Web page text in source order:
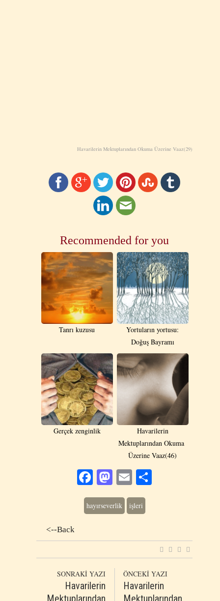
Havarilerin Mektuplarından Okuma Üzerine Vaaz(29)
Recommended for you
Tanrı kuzusu
Yortuların yortusu:
Doğuş Bayramı
Gerçek zenginlik
Havarilerin
Mektuplarından Okuma
Üzerine Vaaz(46)
Facebook
Mastodon
Email
hayırseverlik işleri
<--Back
SONRAKİ YAZI
Havarilerin
Mektuplarından
ÖNCEKİ YAZI
Havarilerin
Mektuplarından